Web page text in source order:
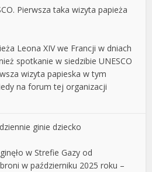
Pierwsza taka wizyta papieża
Leona XIV we Francji w dniach
spotkanie w siedzibie UNESCO
wizyta papieska w tym
na forum tej organizacji
ginie dziecko
w Strefie Gazy od
w październiku 2025 roku –